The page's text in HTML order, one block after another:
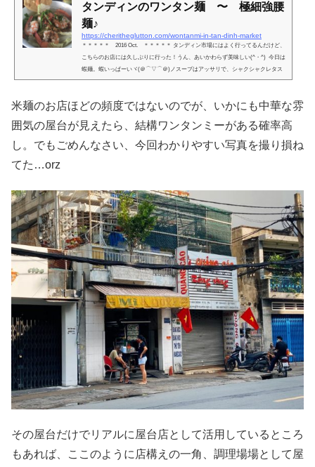
タンディンのワンタン麺 〜 極細強腰
麺♪
https://cheritheglutton.com/wontanmi-in-tan-dinh-market
＊＊＊＊＊ 2016 Oct. ＊＊＊＊＊ タンディン市場にはよく行ってるんだけど、
こちらのお店には久しぶりに行った！うん、あいかわらず美味しい(^・^) 今日は
蝦麺。蝦いっぱーいヾ(＠⌒▽⌒＠)ノスープはアッサリで、シャクシャクレタス
を余熱でシンナリさせて食べる美味しいやつ。 麺もあいかわらず輪郭のシッカリ
タン麺食べてて。。。うーん、やっぱりワンタン美味しそうだった。。。多分よ
米麺のお店ほどの頻度ではないのでが、いかにも中華な雰
囲気の屋台が見えたら、結構ワンタンミーがある確率高
し。でもごめんなさい、今回わかりやすい写真を撮り損ね
てた…orz
その屋台だけでリアルに屋台店として活用しているところ
もあれば、ここのように店構えの一角、調理場場として屋